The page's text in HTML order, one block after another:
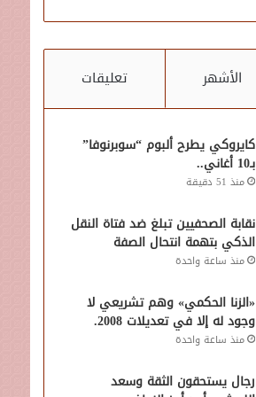
الأشهر تعليقات
كايروكي يطرح ألبوم “سوبرنوفا”
بـ10 أغاني..
منذ 51 دقيقة
نقابة الصحفيين تبلغ ضد فتاة النقل
الذكي بتهمة انتحال الصفة
منذ ساعة واحدة
«الزنا الحكمي» وهم تشريعي لا
وجود له إلا في تعديلات 2008.
منذ ساعة واحدة
رجال يستحقون الثقة وسعد